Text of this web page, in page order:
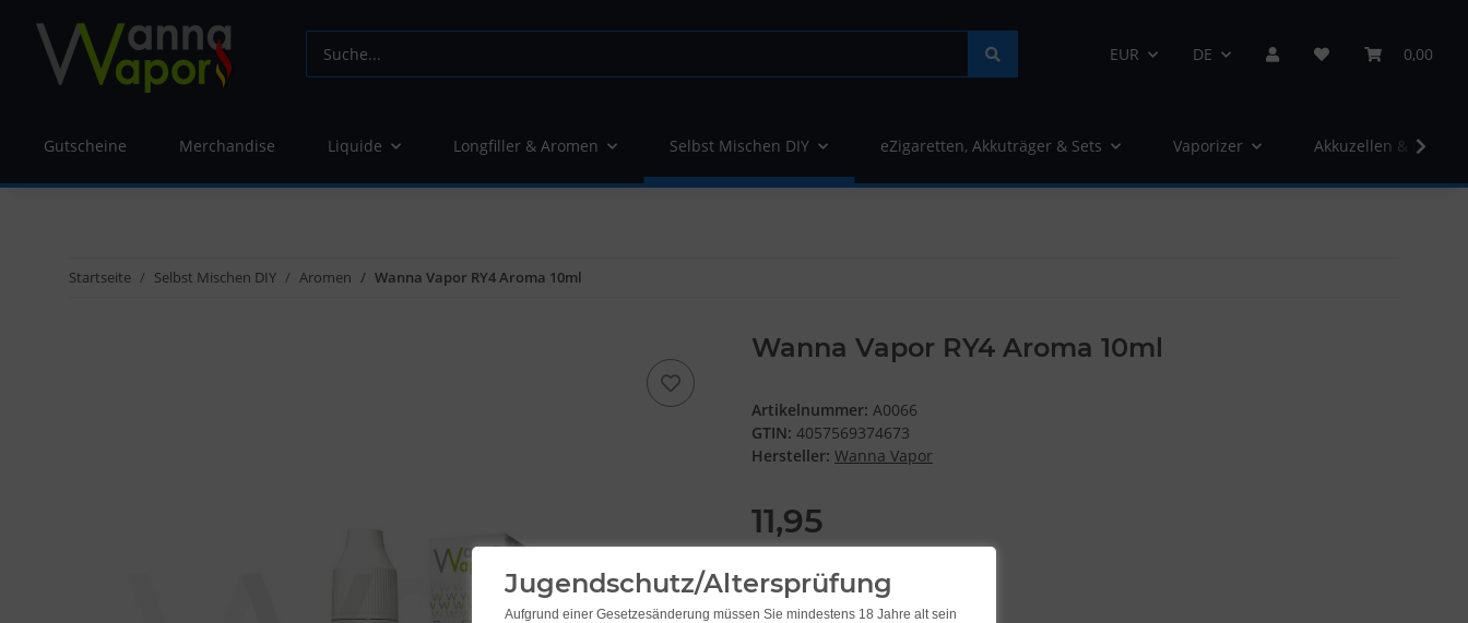
EUR DE 0,00
Gutscheine Merchandise Liquide Longfiller & Aromen Selbst Mischen DIY eZigaretten, Akkuträger & Sets Vaporizer Akkuzellen &
Startseite Selbst Mischen DIY Aromen Wanna Vapor RY4 Aroma 10ml
Wanna Vapor RY4 Aroma 10ml
Artikelnummer: A0066
GTIN: 4057569374673
Hersteller: Wanna Vapor
11,95
1.195,00 pro 1 l
inkl. 19% USt. , zzgl.
Jugendschutz/Altersprüfung
Aufgrund einer Gesetzesänderung müssen Sie mindestens 18 Jahre alt sein